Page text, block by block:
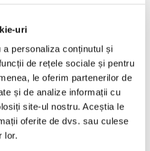
uri
personaliza conținutul și
de rețele sociale și pentru
le oferim partenerilor de
și de analize informații cu
site-ul nostru. Aceștia le
oferite de dvs. sau culese
lor.
Laura Knight,
britanice